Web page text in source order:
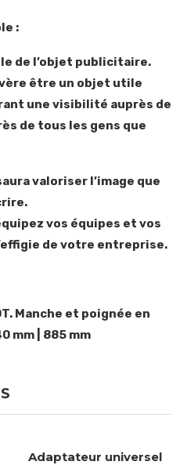
:
de l’objet publicitaire.
être un objet utile
une visibilité auprès de
de tous les gens que
valoriser l’image que
vos équipes et vos
de votre entreprise.
Manche et poignée en
mm | 885 mm
Adaptateur universel